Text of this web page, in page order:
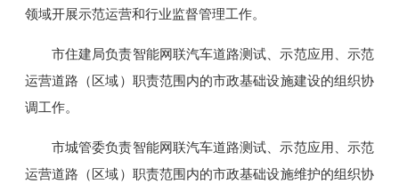
领域开展示范运营和行业监督管理工作。
市住建局负责智能网联汽车道路测试、示范应用、示范
运营道路（区域）职责范围内的市政基础设施建设的组织协
调工作。
市城管委负责智能网联汽车道路测试、示范应用、示范
运营道路（区域）职责范围内的市政基础设施维护的组织协